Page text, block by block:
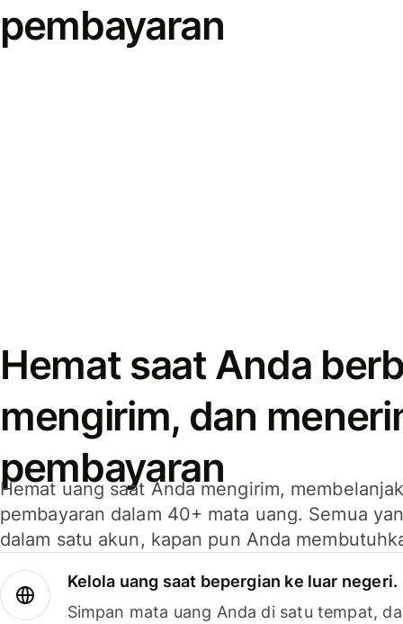
pembayaran
Hemat saat Anda
mengirim, dan
pembayaran
Hemat uang saat Anda mengirim,
pembayaran dalam 40+ mata uang. Semua
dalam satu akun, kapan pun Anda
Kelola uang saat bepergian ke luar negeri.
Simpan mata uang Anda di satu tempat,